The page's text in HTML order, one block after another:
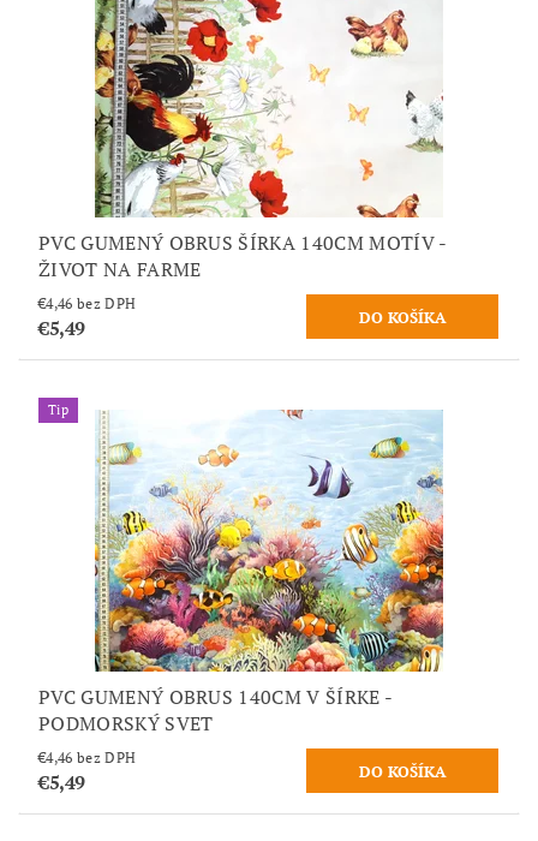
PVC GUMENÝ OBRUS ŠÍRKA 140CM MOTÍV -
ŽIVOT NA FARME
€4,46 bez DPH
€5,49
Tip
PVC GUMENÝ OBRUS 140CM V ŠÍRKE -
PODMORSKÝ SVET
€4,46 bez DPH
€5,49